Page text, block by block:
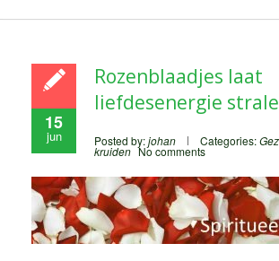
15
jun
Rozenblaadjes laat
liefdesenergie
Posted by:johan Categories:
kruiden No comments